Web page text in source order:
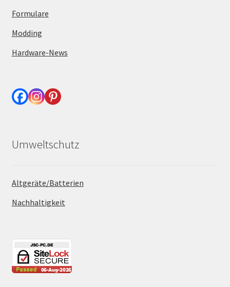
Formulare
Modding
Hardware-News
Umweltschutz
Altgeräte/Batterien
Nachhaltigkeit